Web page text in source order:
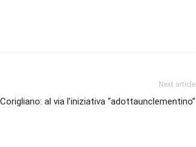
Next article
Corigliano: al via l’iniziativa “adottaunclementino”